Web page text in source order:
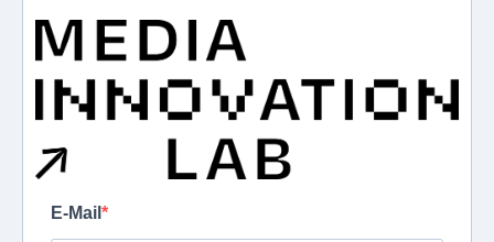
E-Mail